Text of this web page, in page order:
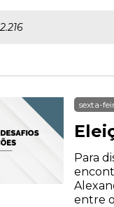
sexta-
Para
entre